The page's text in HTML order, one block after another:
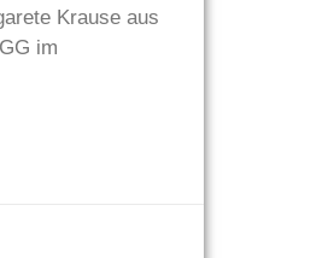
Krause aus
im